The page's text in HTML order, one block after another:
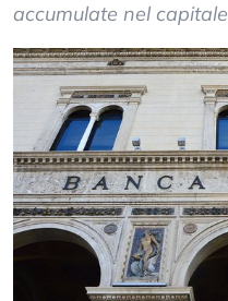
accumulate nel